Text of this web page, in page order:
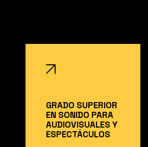
GRADO SUPERIOR
EN SONIDO PARA
AUDIOVISUALES Y
ESPECTÁCULOS